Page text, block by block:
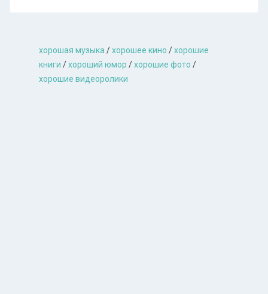
хорошая музыкa /хорошее кино /хорошие
книги /хороший юмор /хорошие фото /
хорошие видеоролики